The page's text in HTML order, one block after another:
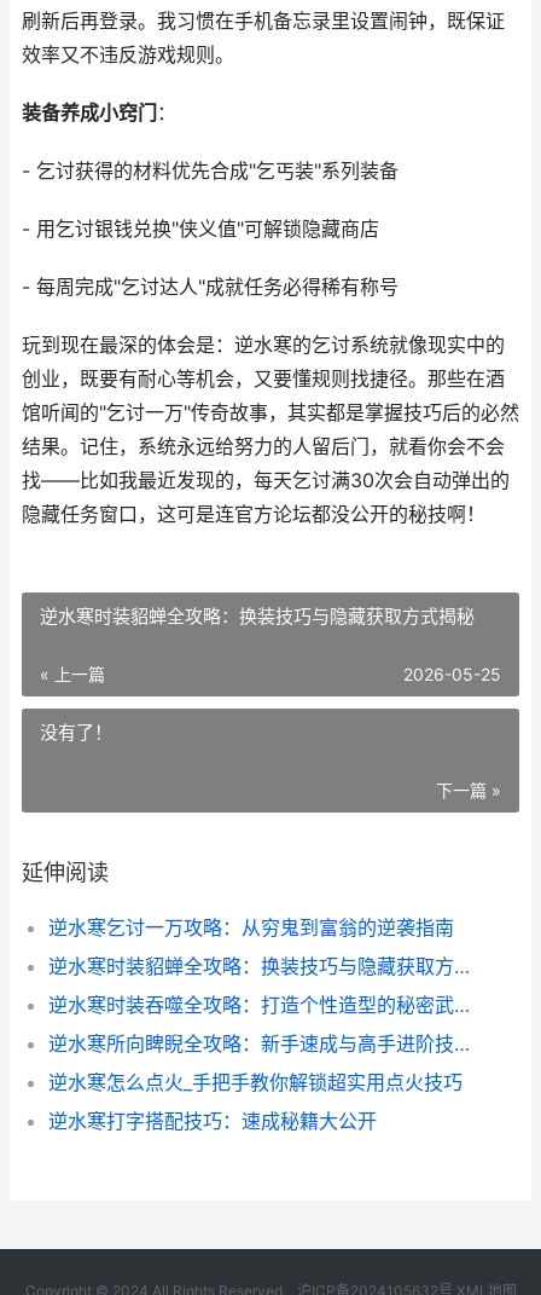
刷新后再登录。我习惯在手机备忘录里设置闹钟，既保证
效率又不违反游戏规则。
装备养成小窍门 ：
- 乞讨获得的材料优先合成"乞丐装"系列装备
- 用乞讨银钱兑换"侠义值"可解锁隐藏商店
- 每周完成"乞讨达人"成就任务必得稀有称号
玩到现在最深的体会是：逆水寒的乞讨系统就像现实中的
创业，既要有耐心等机会，又要懂规则找捷径。那些在酒
馆听闻的"乞讨一万"传奇故事，其实都是掌握技巧后的必然
结果。记住，系统永远给努力的人留后门，就看你会不会
找——比如我最近发现的，每天乞讨满30次会自动弹出的
隐藏任务窗口，这可是连官方论坛都没公开的秘技啊！
逆水寒时装貂蝉全攻略：换装技巧与隐藏获取方式揭秘
« 上一篇 2026-05-25
没有了！
下一篇 »
延伸阅读
逆水寒乞讨一万攻略：从穷鬼到富翁的逆袭指南
逆水寒时装貂蝉全攻略：换装技巧与隐藏获取方式揭秘
逆水寒时装吞噬全攻略：打造个性造型的秘密武器
逆水寒所向睥睨全攻略：新手速成与高手进阶技巧
逆水寒怎么点火_手把手教你解锁超实用点火技巧
逆水寒打字搭配技巧：速成秘籍大公开
Copyright © 2024 All Rights Reserved. 沪ICP备2024105632号 XML地图